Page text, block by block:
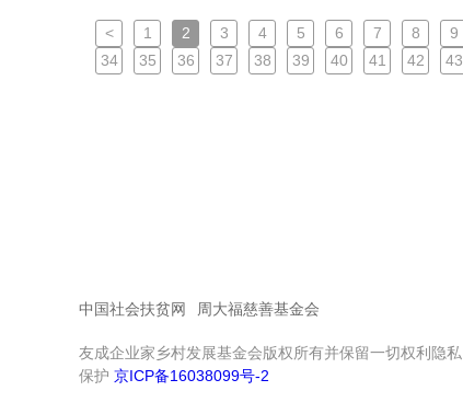
< 1 2 3 4 5 6 7 8 9
34
35 36 37 38 39 40 41 42 43
中国社会扶贫网 周大福慈善基金会
友成企业家乡村发展基金会版权所有并保留一切权利隐私
保护 京ICP备16038099号-2